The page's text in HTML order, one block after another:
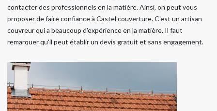
contacter des professionnels en la matière. Ainsi, on peut vous
proposer de faire confiance à Castel couverture. C'est un artisan
couvreur qui a beaucoup d'expérience en la matière. Il faut
remarquer qu'il peut établir un devis gratuit et sans engagement.